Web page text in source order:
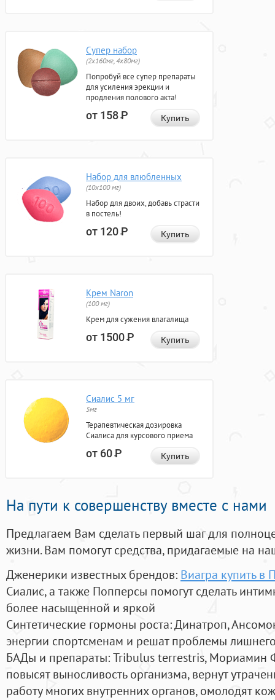
Супер набор
(2х160мг, 4х80мг)
Попробуй все супер препараты
для усиления эрекции и
продления полового акта!
от 158Р Купить
Набор для влюбленных
(10х100 мг)
Набор для двоих, добавь страсти
в постель!
от 120Р Купить
Крем Naron
(100 мг)
Крем для сужения влагалища
от 1500Р Купить
Сиалис 5 мг
5мг
Терапевтическая дозировка
Сиалиса для курсового приема
от 60Р Купить
На пути к совершенству вместе с нами
Предлагаем Вам сделать первый шаг для
жизни. Вам помогут средства, придагаемые на
Дженерики известных брендов: Виагра купить в
Сиалис, а также Попперсы помогут сделать
более насыщенной и яркой
Синтетические гормоны роста: Динатроп,
энергии спортсменам и решат проблемы
БАДы и препараты:Tribulus terrestris, Мориамин
повысят выносливость организма, вернут
работу многих внутренних органов, омолодят